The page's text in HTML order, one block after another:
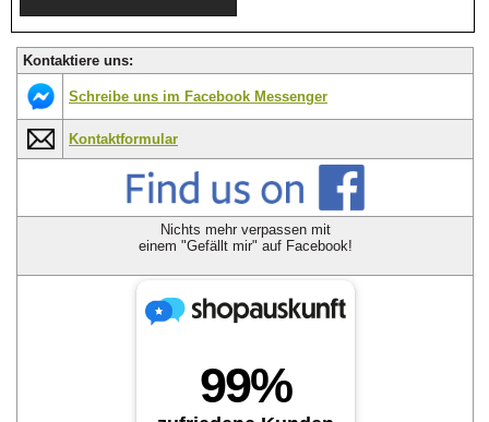
Kontaktiere uns:
Schreibe uns im Facebook Messenger
Kontaktformular
Nichts mehr verpassen mit
einem "Gefällt mir" auf Facebook!